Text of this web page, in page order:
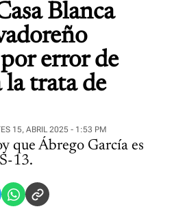
Blanca
error de
la trata de
15, ABRIL 2025 - 1:53 PM
que Ábrego García es
13.